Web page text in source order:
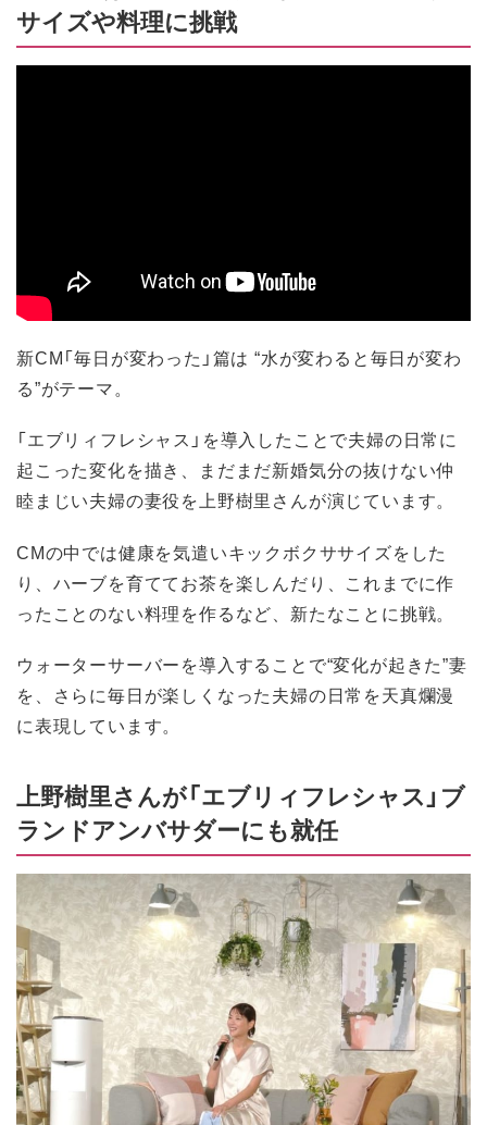
サイズや料理に挑戦
新CM「毎日が変わった」篇は “水が変わると毎日が変わ
る”がテーマ。
「エブリィフレシャス」を導入したことで夫婦の日常に
起こった変化を描き、まだまだ新婚気分の抜けない仲
睦まじい夫婦の妻役を上野樹里さんが演じています。
CMの中では健康を気遣いキックボクササイズをした
り、ハーブを育ててお茶を楽しんだり、これまでに作
ったことのない料理を作るなど、新たなことに挑戦。
ウォーターサーバーを導入することで“変化が起きた”妻
を、さらに毎日が楽しくなった夫婦の日常を天真爛漫
に表現しています。
上野樹里さんが「エブリィフレシャス」ブ
ランドアンバサダーにも就任